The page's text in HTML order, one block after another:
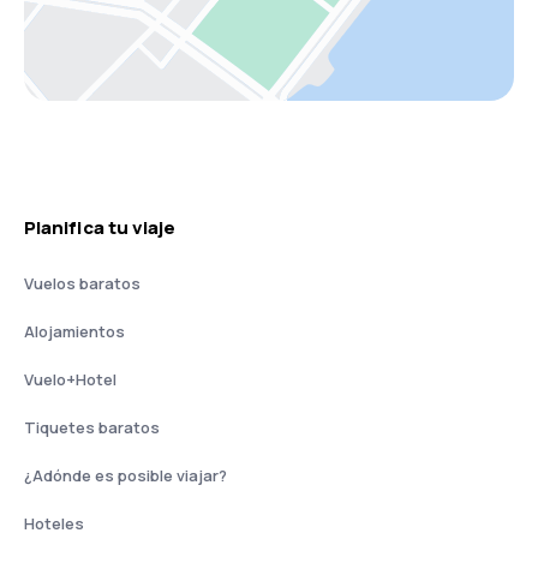
Planifica tu viaje
Vuelos baratos
Alojamientos
Vuelo+Hotel
Tiquetes baratos
¿Adónde es posible viajar?
Hoteles